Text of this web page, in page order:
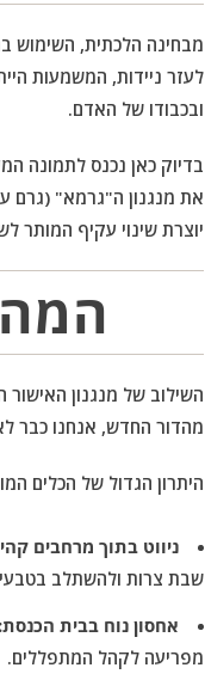
מבחינה הלכתית, השימוש
לעזר ניידות, המשמעות
ובכבודו של האדם.
בדיוק כאן נכנס לתמונה
את מנגנון ה"גרמא" (גרם
יוצרת שינוי עקיף המותר
השילוב של מנגנון
מהדור החדש, אנחנו כבר
היתרון הגדול של הכלים
ניווט בתוך מרחבים
שבת צרות ולהשתלב
אחסון נוח בבית הכנסת:
מפריעה לקהל המתפללים.